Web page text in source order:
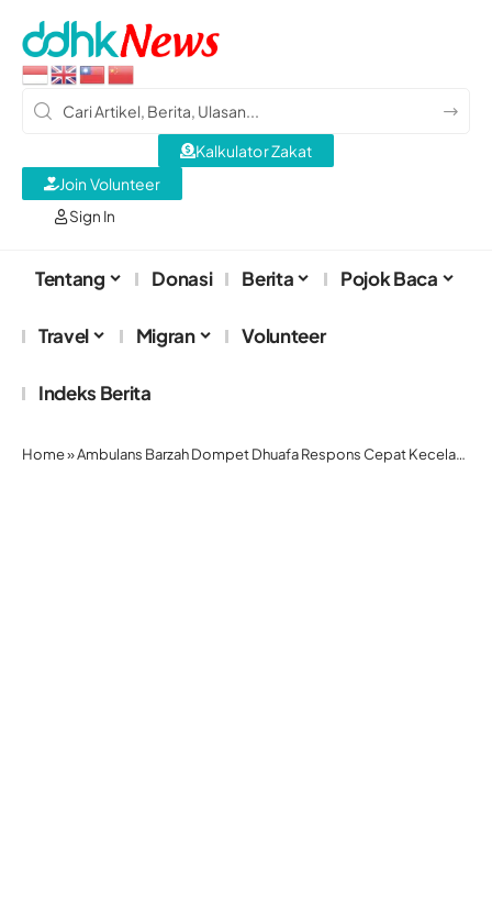
Sign In
Kalkulator Zakat
Join Volunteer
Tentang Donasi Berita Pojok Baca
Travel Migran Volunteer
Indeks Berita
Home»Ambulans Barzah Dompet Dhuafa Respons Cepat Kecelakaan Maut Gerbang Tol Ciawi 2